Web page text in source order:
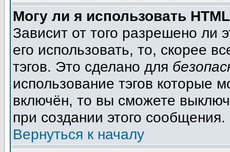
Могу ли я использовать
Зависит от того разрешено ли
его использовать, то, скорее
тэгов. Это сделано для
использование тэгов которые
включён, то вы сможете
при создании этого сообщения.
Вернуться к началу